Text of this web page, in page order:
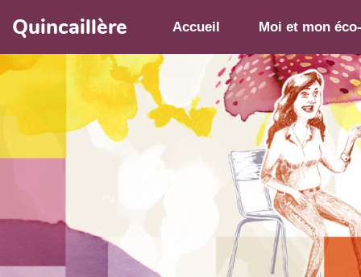
Aller au contenu principal
Quincaillère Accueil Moi et mon